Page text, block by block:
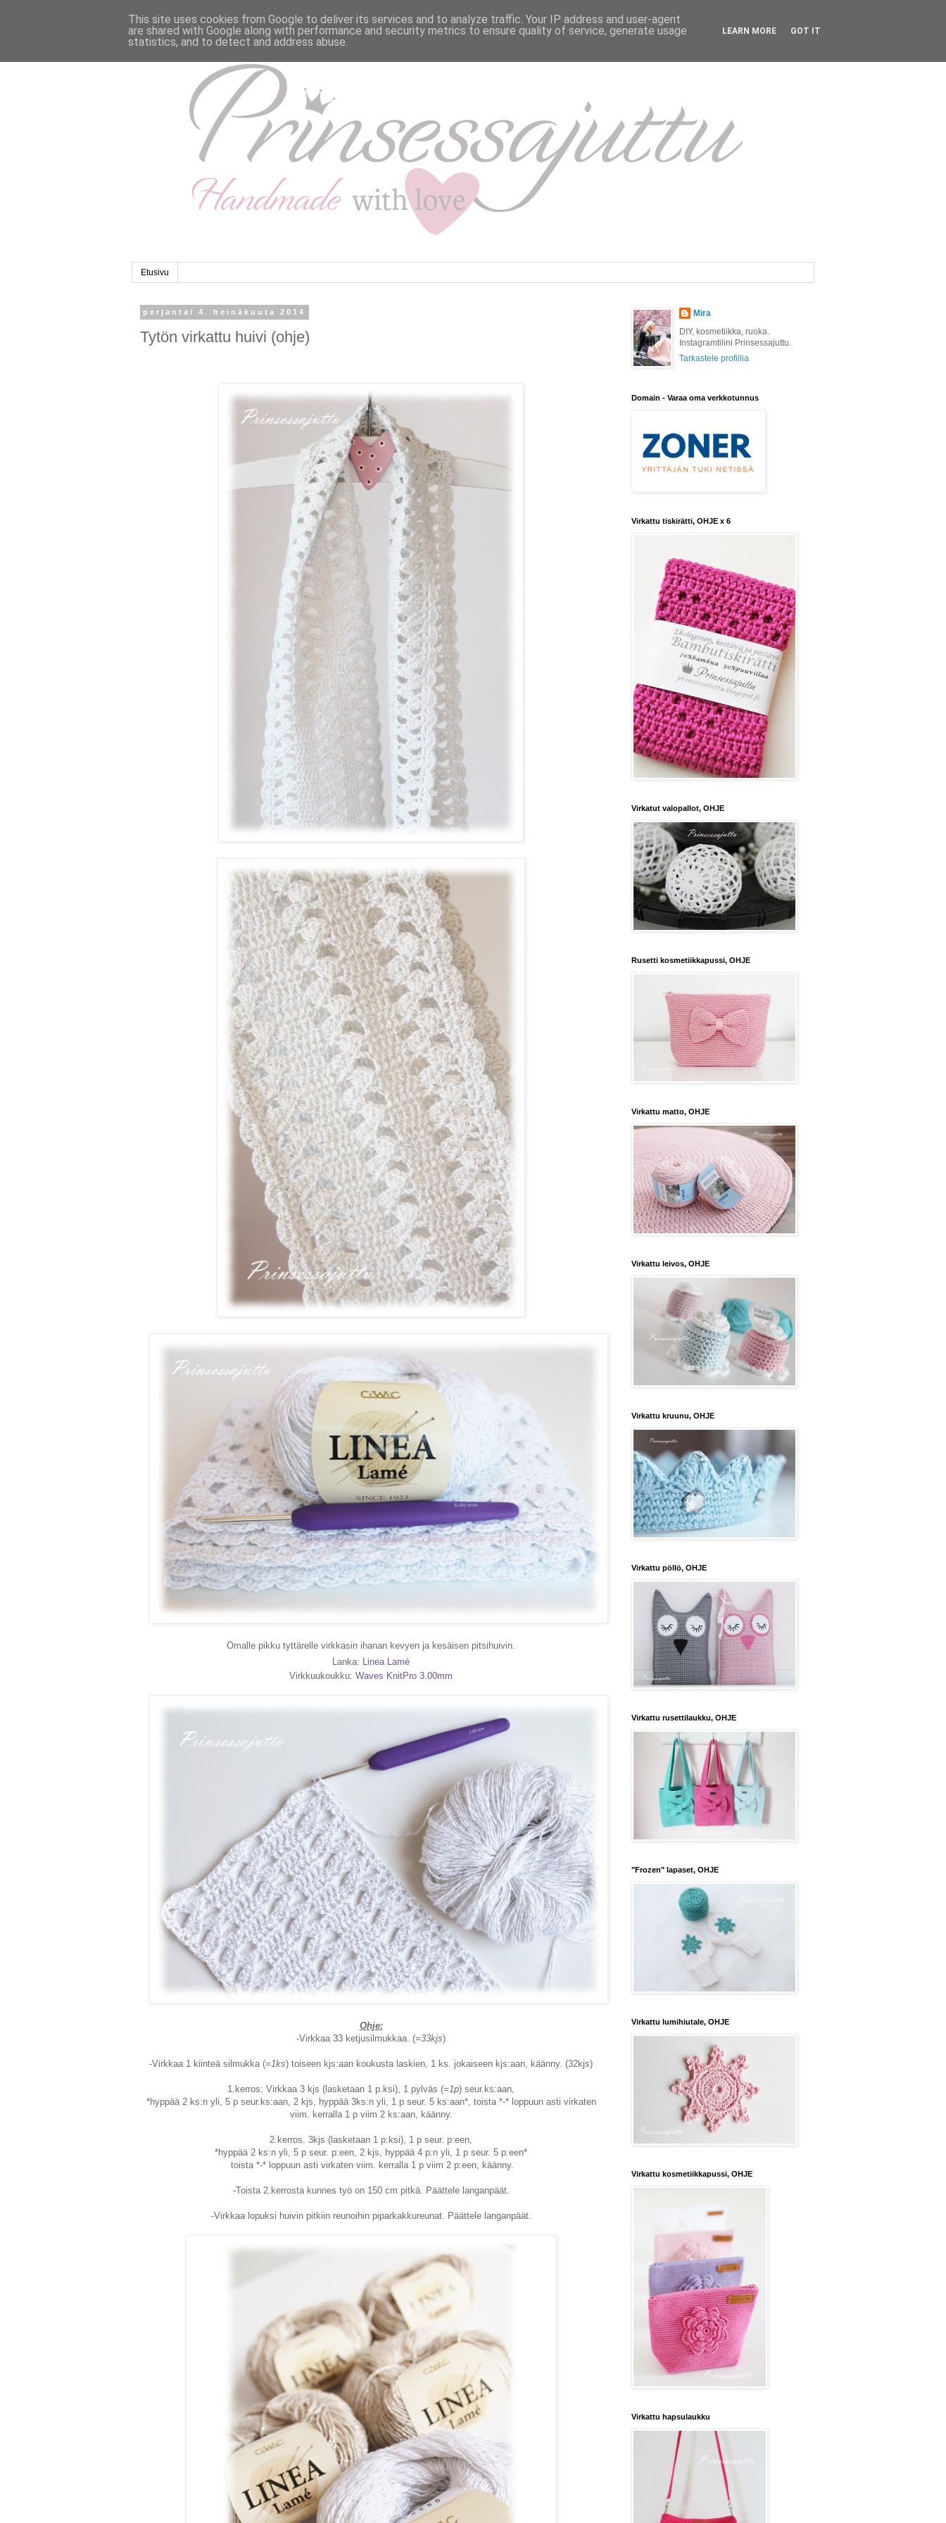
Etusivu
perjantai 4. heinäkuuta 2014
Tytön virkattu huivi (ohje)
Omalle pikku tyttärelle virkkasin ihanan kevyen ja kesäisen pitsihuivin.
Lanka: Linea Lamé
Virkkuukoukku: Waves KnitPro 3.00mm
Ohje:
-Virkkaa 33 ketjusilmukkaa. (=33kjs)
-Virkkaa 1 kiinteä silmukka (=1ks) toiseen kjs:aan koukusta laskien, 1 ks. jokaiseen kjs:aan, käänny. (32kjs)
1.kerros: Virkkaa 3 kjs (lasketaan 1 p.ksi), 1 pylväs (=1p) seur.ks:aan,
*hyppää 2 ks:n yli, 5 p seur.ks:aan, 2 kjs, hyppää 3ks:n yli, 1 p seur. 5 ks:aan*, toista *-* loppuun asti virkaten
viim. kerralla 1 p viim 2 ks:aan, käänny.
2.kerros. 3kjs (lasketaan 1 p:ksi), 1 p seur. p:een,
*hyppää 2 ks:n yli, 5 p seur. p:een, 2 kjs, hyppää 4 p:n yli, 1 p seur. 5 p:een*
toista *-* loppuun asti virkaten viim. kerralla 1 p viim 2 p:een, käänny.
-Toista 2.kerrosta kunnes työ on 150 cm pitkä. Päättele langanpäät.
-Virkkaa lopuksi huivin pitkiin reunoihin piparkakkureunat. Päättele langanpäät.
Mira
DIY, kosmetiikka, ruoka.
Instagramtilini Prinsessajuttu.
Tarkastele profiilia
Domain - Varaa oma verkkotunnus
Virkattu tiskirätti, OHJE x 6
Virkatut valopallot, OHJE
Rusetti kosmetiikkapussi, OHJE
Virkattu matto, OHJE
Virkattu leivos, OHJE
Virkattu kruunu, OHJE
Virkattu pöllö, OHJE
Virkattu rusettilaukku, OHJE
"Frozen" lapaset, OHJE
Virkattu lumihiutale, OHJE
Virkattu kosmetiikkapussi, OHJE
Virkattu hapsulaukku
This site uses cookies from Google to deliver its services and to analyze traffic. Your IP address and user-agent
are shared with Google along with performance and security metrics to ensure quality of service, generate usage
statistics, and to detect and address abuse.
LEARN MORE GOT IT